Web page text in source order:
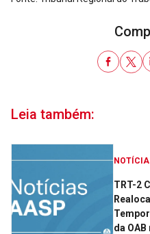
Leia também:
TRT-2
da